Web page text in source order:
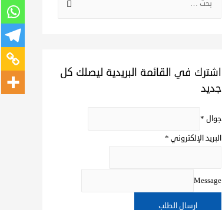
اشترك في القائمة البريدية ليصلك كل
جديد
جوال *
البريد الإلكتروني *
Message
ارسال الطلب